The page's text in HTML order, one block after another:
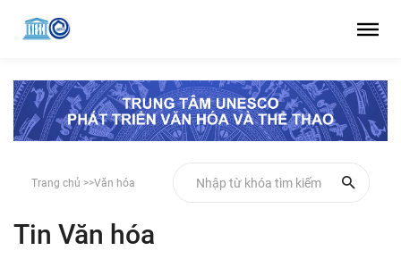
Trang chủ >>Văn hóa
Tin Văn hóa